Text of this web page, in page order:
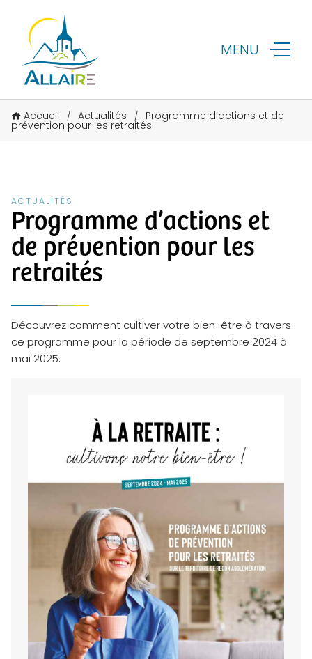
MENU
Accueil / Actualités / Programme d’actions et de
prévention pour les retraités
ACTUALITÉS
Programme d’actions et
de prévention pour les
retraités
Découvrez comment cultiver votre bien-être à travers
ce programme pour la période de septembre 2024 à
mai 2025.